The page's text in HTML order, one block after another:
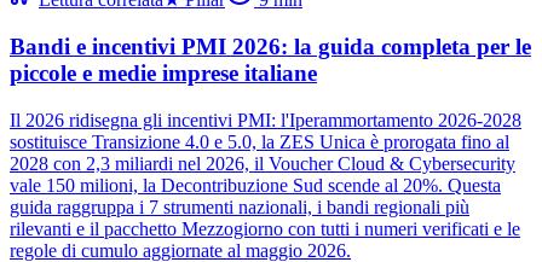
Bandi e incentivi PMI 2026: la guida completa per le
piccole e medie imprese italiane
Il 2026 ridisegna gli incentivi PMI: l'Iperammortamento 2026-2028
sostituisce Transizione 4.0 e 5.0, la ZES Unica è prorogata fino al
2028 con 2,3 miliardi nel 2026, il Voucher Cloud & Cybersecurity
vale 150 milioni, la Decontribuzione Sud scende al 20%. Questa
guida raggruppa i 7 strumenti nazionali, i bandi regionali più
rilevanti e il pacchetto Mezzogiorno con tutti i numeri verificati e le
regole di cumulo aggiornate al maggio 2026.